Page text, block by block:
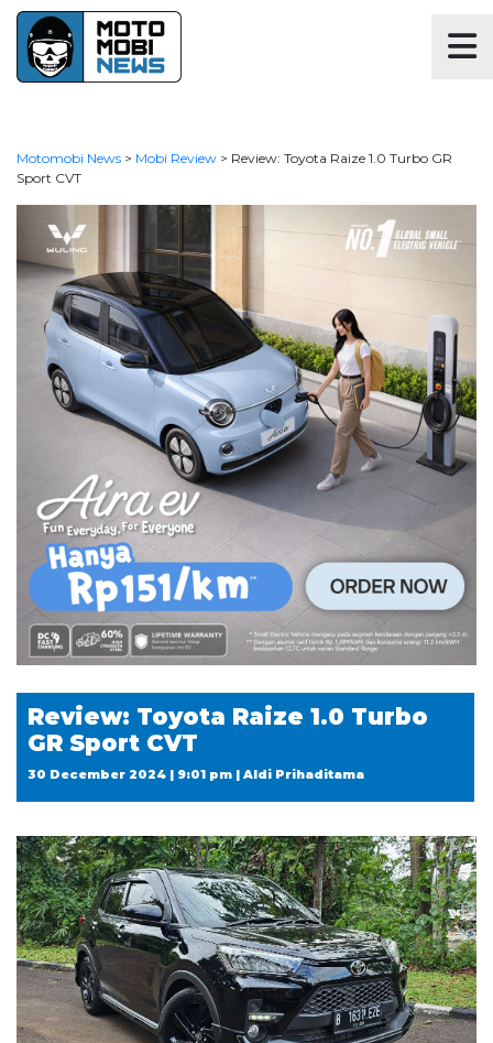
Motomobi News > Mobi Review > Review: Toyota Raize 1.0 Turbo GR
Sport CVT
Review: Toyota Raize 1.0 Turbo
GR Sport CVT
30 December 2024 | 9:01 pm | Aldi Prihaditama